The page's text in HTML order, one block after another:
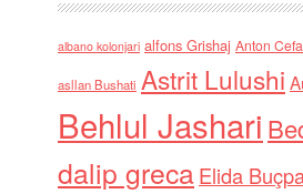
albano kolonjari alfons Grishaj Anton Cefa
asllan Bushati Astrit Lulushi
Behlul Jashari
dalip grecaElida